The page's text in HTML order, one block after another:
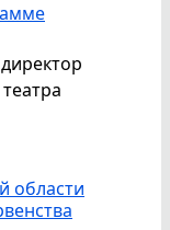
области